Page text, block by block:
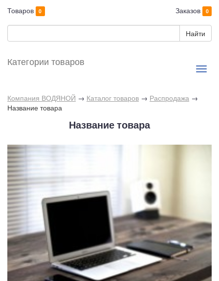
Товаров
0 Заказов 0
Найти
Категории товаров
Компания ВОДЯНОЙ → Каталог товаров → Распродажа →
Название товара
Название товара